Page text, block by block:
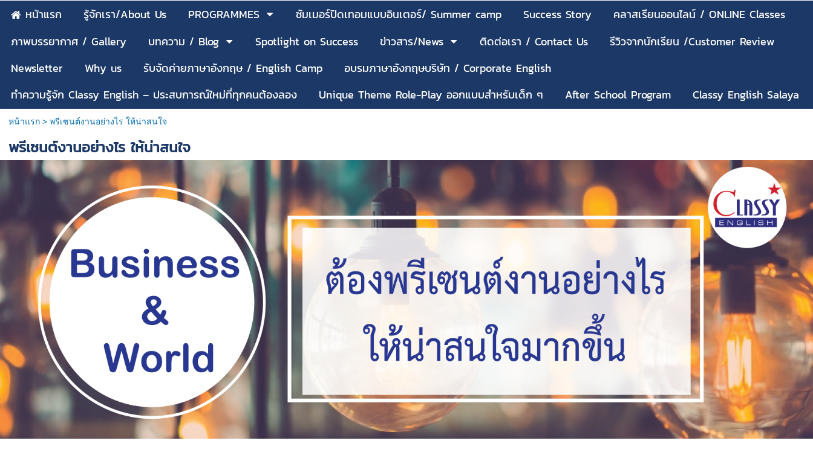
หน้าแรก รู้จักเรา/About Us PROGRAMMES ซัมเมอร์ปิดเทอมแบบอินเตอร์/ Summer camp Success Story
คลาสเรียนออนไลน์ / ONLINE Classes
ภาพบรรยากาศ / Gallery
บทความ / Blog Spotlight on Success ข่าวสาร/News ติดต่อเรา / Contact Us
รีวิวจากนักเรียน /Customer Review
Newsletter
Why us รับจัดค่ายภาษาอังกฤษ / English Camp
อบรมภาษาอังกฤษบริษัท / Corporate English
ทำความรู้จัก Classy English – ประสบการณ์ใหม่ที่ทุกคนต้องลอง
Unique Theme Role-Play ออกแบบสำหรับเด็ก ๆ After School Program Classy English Salaya
หน้าแรก> พรีเซนต์งานอย่างไร ให้น่าสนใจ
พรีเซนต์งานอย่างไร ให้น่าสนใจ